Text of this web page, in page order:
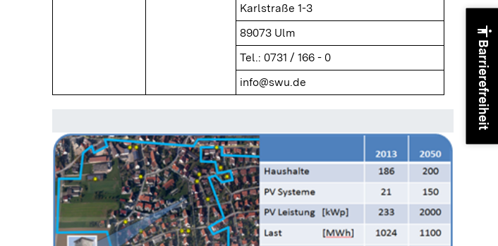
Karlstraße 1-3
89073 Ulm
Tel.: 0731 / 166 - 0
info@swu.de
accessibility
Barrierefreiheit